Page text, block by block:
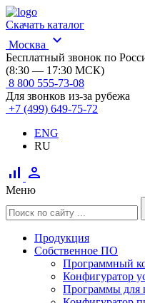
Скачать каталог
Москва
expand_more
Бесплатный звонок по
(8:30 — 17:30 МСК)
8 800 555-73-08
Для звонков из-за рубежа
+7 (499) 649-75-72
ENG
RU
signal_cellular_alt person
Меню
Продукция
Собственное ПО
Программный
Конфигуратор
Программы для